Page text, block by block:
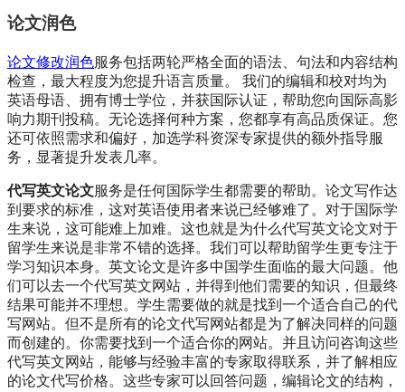
论文润色
论文修改润色服务包括两轮严格全面的语法、句法和内容结构
检查，最大程度为您提升语言质量。 我们的编辑和校对均为
英语母语、拥有博士学位，并获国际认证，帮助您向国际高影
响力期刊投稿。无论选择何种方案，您都享有高品质保证。您
还可依照需求和偏好，加选学科资深专家提供的额外指导服
务，显著提升发表几率。
代写英文论文服务是任何国际学生都需要的帮助。论文写作达
到要求的标准，这对英语使用者来说已经够难了。对于国际学
生来说，这可能难上加难。这也就是为什么代写英文论文对于
留学生来说是非常不错的选择。我们可以帮助留学生更专注于
学习知识本身。英文论文是许多中国学生面临的最大问题。他
们可以去一个代写英文网站，并得到他们需要的知识，但最终
结果可能并不理想。学生需要做的就是找到一个适合自己的代
写网站。但不是所有的论文代写网站都是为了解决同样的问题
而创建的。你需要找到一个适合你的网站。并且访问咨询这些
代写英文网站，能够与经验丰富的专家取得联系，并了解相应
的论文代写价格。这些专家可以回答问题，编辑论文的结构，